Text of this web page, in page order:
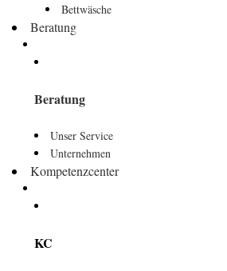
Bettwäsche
Beratung
Beratung
Unser Service
Unternehmen
Kompetenzcenter
KC